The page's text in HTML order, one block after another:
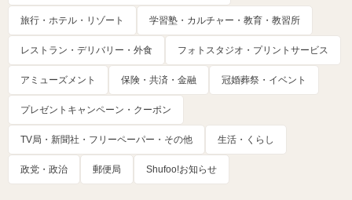
旅行・ホテル・リゾート 学習塾・カルチャー・教育・教習所
レストラン・デリバリー・外食 フォトスタジオ・プリントサービス
アミューズメント 保険・共済・金融 冠婚葬祭・イベント
プレゼントキャンペーン・クーポン
TV局・新聞社・フリーペーパー・その他 生活・くらし
政党・政治 郵便局 Shufoo!お知らせ